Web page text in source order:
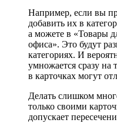
Например, если вы
добавить их в
а можете в «Товары
офиса». Это будут
категориях. И
умножается сразу на
в карточках могут
Делать слишком
только своими
допускает